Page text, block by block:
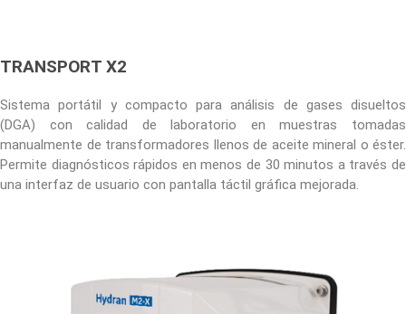
TRANSPORT X2
Sistema portátil y compacto para análisis de gases disueltos
(DGA) con calidad de laboratorio en muestras tomadas
manualmente de transformadores llenos de aceite mineral o éster.
Permite diagnósticos rápidos en menos de 30 minutos a través de
una interfaz de usuario con pantalla táctil gráfica mejorada.